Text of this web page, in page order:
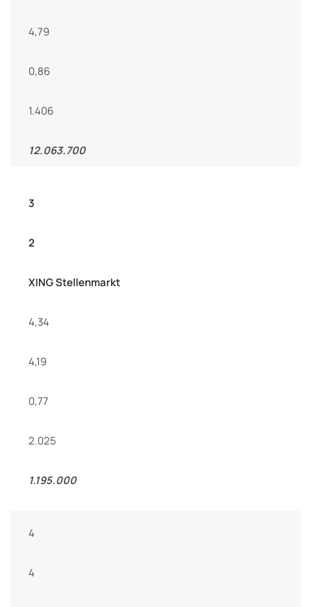
4,79
0,86
1.406
12.063.700
3
2
XING Stellenmarkt
4,34
4,19
0,77
2.025
1.195.000
4
4